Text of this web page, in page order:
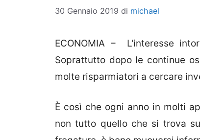
30 Gennaio 2019 di michael
ECONOMIA – L'interesse
Soprattutto dopo le continue
molte risparmiatori a cercare
È così che ogni anno in molti
non tutto quello che si trova